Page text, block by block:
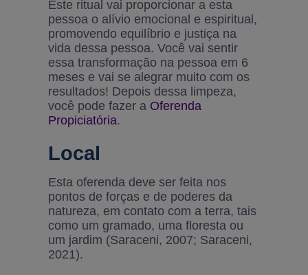
Este ritual vai proporcionar a esta
pessoa o alívio emocional e espiritual,
promovendo equilíbrio e justiça na
vida dessa pessoa. Você vai sentir
essa transformação na pessoa em 6
meses e vai se alegrar muito com os
resultados! Depois dessa limpeza,
você pode fazer a Oferenda
Propiciatória.
Local
Esta oferenda deve ser feita nos
pontos de forças e de poderes da
natureza, em contato com a terra, tais
como um gramado, uma floresta ou
um jardim (Saraceni, 2007; Saraceni,
2021).